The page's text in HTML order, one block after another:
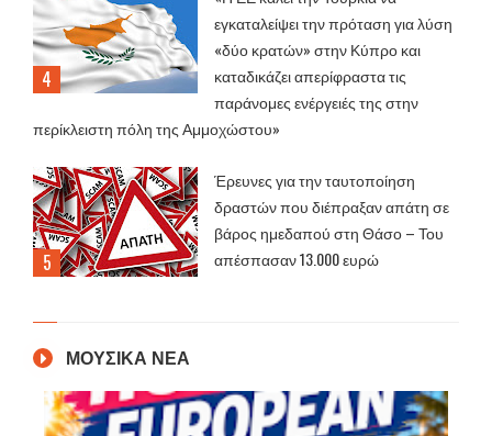
εγκαταλείψει την πρόταση για λύση
«δύο κρατών» στην Κύπρο και
καταδικάζει απερίφραστα τις
παράνομες ενέργειές της στην
περίκλειστη πόλη της Αμμοχώστου»
Έρευνες για την ταυτοποίηση
δραστών που διέπραξαν απάτη σε
βάρος ημεδαπού στη Θάσο – Του
απέσπασαν 13.000 ευρώ
ΜΟΥΣΙΚΑ ΝΕΑ